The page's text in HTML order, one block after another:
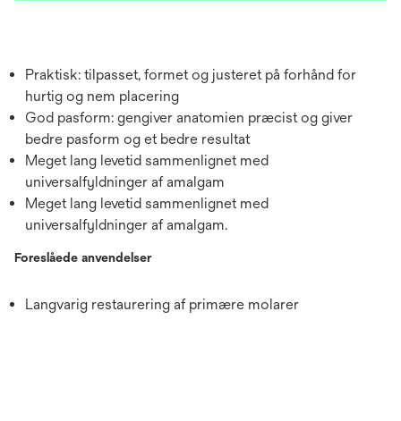
Praktisk: tilpasset, formet og justeret på forhånd for
hurtig og nem placering
God pasform: gengiver anatomien præcist og giver
bedre pasform og et bedre resultat
Meget lang levetid sammenlignet med
universalfyldninger af amalgam
Meget lang levetid sammenlignet med
universalfyldninger af amalgam.
Foreslåede anvendelser
Langvarig restaurering af primære molarer